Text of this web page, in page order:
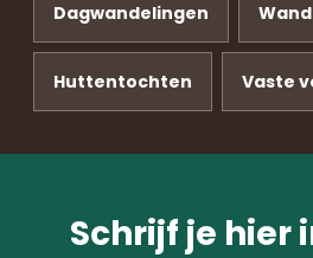
Dagwandelingen
Huttentochten Vaste
Schrijf je hier